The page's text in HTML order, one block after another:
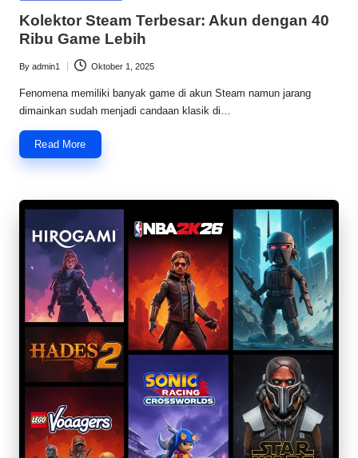
Kolektor Steam Terbesar: Akun dengan 40
Ribu Game Lebih
Posted
by
By admin1 Oktober 1, 2025
Fenomena memiliki banyak game di akun Steam namun jarang
dimainkan sudah menjadi candaan klasik di…
Read More